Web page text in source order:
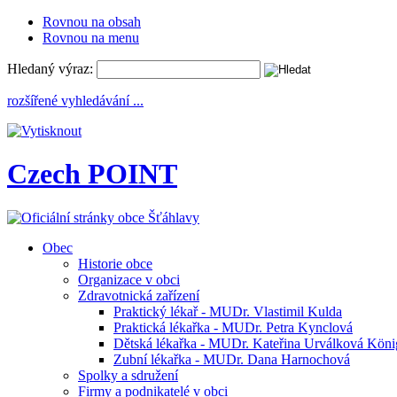
Rovnou na obsah
Rovnou na menu
Hledaný výraz:
rozšířené vyhledávání ...
Czech POINT
Obec
Historie obce
Organizace v obci
Zdravotnická zařízení
Praktický lékař - MUDr. Vlastimil Kulda
Praktická lékařka - MUDr. Petra Kynclová
Dětská lékařka - MUDr. Kateřina Urválková
Zubní lékařka - MUDr. Dana Harnochová
Spolky a sdružení
Firmy a podnikatelé v obci